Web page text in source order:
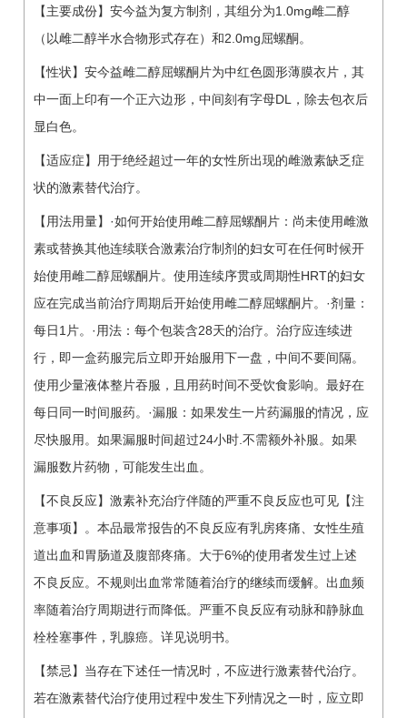
【主要成份】安今益为复方制剂，其组分为1.0mg雌二醇
（以雌二醇半水合物形式存在）和2.0mg屈螺酮。
【性状】安今益雌二醇屈螺酮片为中红色圆形薄膜衣片，其
中一面上印有一个正六边形，中间刻有字母DL，除去包衣后
显白色。
【适应症】用于绝经超过一年的女性所出现的雌激素缺乏症
状的激素替代治疗。
【用法用量】·如何开始使用雌二醇屈螺酮片：尚未使用雌激
素或替换其他连续联合激素治疗制剂的妇女可在任何时候开
始使用雌二醇屈螺酮片。使用连续序贯或周期性HRT的妇女
应在完成当前治疗周期后开始使用雌二醇屈螺酮片。·剂量：
每日1片。·用法：每个包装含28天的治疗。治疗应连续进
行，即一盒药服完后立即开始服用下一盘，中间不要间隔。
使用少量液体整片吞服，且用药时间不受饮食影响。最好在
每日同一时间服药。·漏服：如果发生一片药漏服的情况，应
尽快服用。如果漏服时间超过24小时.不需额外补服。如果
漏服数片药物，可能发生出血。
【不良反应】激素补充治疗伴随的严重不良反应也可见【注
意事项】。本品最常报告的不良反应有乳房疼痛、女性生殖
道出血和胃肠道及腹部疼痛。大于6%的使用者发生过上述
不良反应。不规则出血常常随着治疗的继续而缓解。出血频
率随着治疗周期进行而降低。严重不良反应有动脉和静脉血
栓栓塞事件，乳腺癌。详见说明书。
【禁忌】当存在下述任一情况时，不应进行激素替代治疗。
若在激素替代治疗使用过程中发生下列情况之一时，应立即